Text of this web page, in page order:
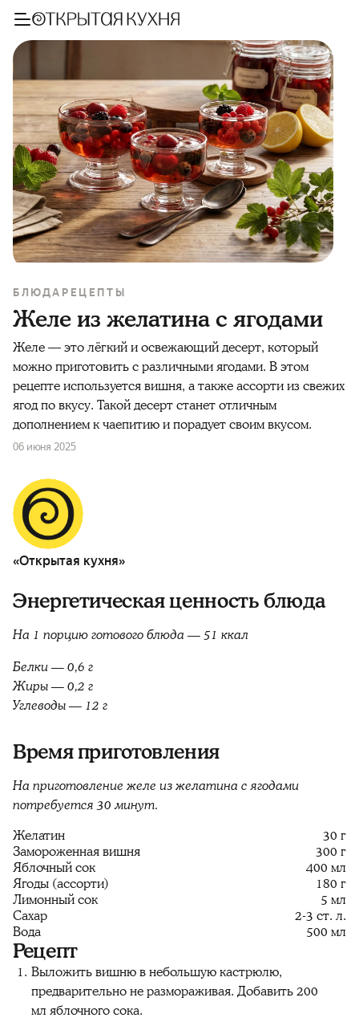
БЛЮДА РЕЦЕПТЫ
Желе из желатина с ягодами
Желе — это лёгкий и освежающий десерт, который
можно приготовить с различными ягодами. В этом
рецепте используется вишня, а также ассорти из свежих
ягод по вкусу. Такой десерт станет отличным
дополнением к чаепитию и порадует своим вкусом.
06 июня 2025
«Открытая кухня»
Энергетическая ценность блюда
На 1 порцию готового блюда — 51 ккал
Белки — 0,6 г
Жиры — 0,2 г
Углеводы — 12 г
Время приготовления
На приготовление желе из желатина с ягодами
потребуется 30 минут.
Желатин
30 г
Замороженная вишня
300 г
Яблочный сок
400 мл
Ягоды (ассорти)
180 г
Лимонный сок
5 мл
Сахар
2-3 ст. л.
Вода
500 мл
Рецепт
Выложить вишню в небольшую кастрюлю,
предварительно не размораживая. Добавить 200
мл яблочного сока.